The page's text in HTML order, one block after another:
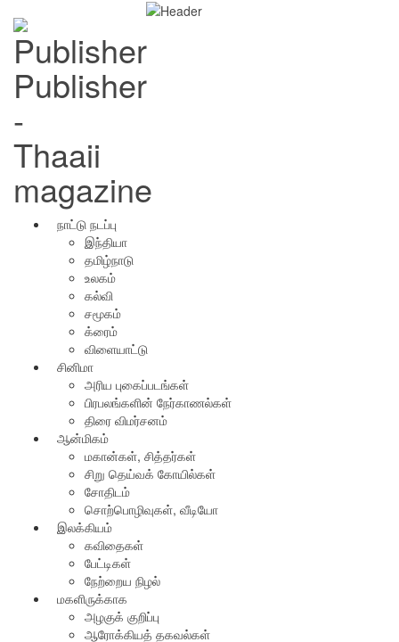
Publisher
-
Thaaii
magazine
நாட்டு நடப்பு
இந்தியா
தமிழ்நாடு
உலகம்
கல்வி
சமூகம்
க்ரைம்
விளையாட்டு
சினிமா
அரிய புகைப்படங்கள்
பிரபலங்களின் நேர்காணல்கள்
திரை விமர்சனம்
ஆன்மிகம்
மகான்கள், சித்தர்கள்
சிறு தெய்வக் கோயில்கள்
சோதிடம்
சொற்பொழிவுகள், வீடியோ
இலக்கியம்
கவிதைகள்
பேட்டிகள்
நேற்றைய நிழல்
மகளிருக்காக
அழகுக் குறிப்பு
ஆரோக்கியத் தகவல்கள்